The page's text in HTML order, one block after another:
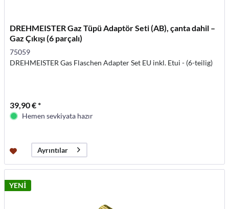
DREHMEISTER Gaz Tüpü Adaptör Seti (AB), çanta dahil –
Gaz Çıkışı (6 parçalı)
75059
DREHMEISTER Gas Flaschen Adapter Set EU inkl. Etui - (6-teilig)
39,90 € *
Hemen sevkiyata hazır
Ayrıntılar
YENİ